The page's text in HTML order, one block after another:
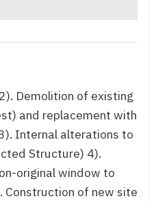
Demolition of existing
and replacement with
Internal alterations to
Structure) 4).
original window to
of new site